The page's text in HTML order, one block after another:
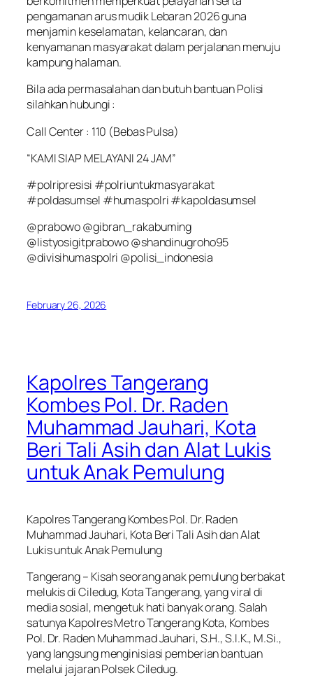
pengamanan arus mudik Lebaran 2026 guna
menjamin keselamatan, kelancaran, dan
kenyamanan masyarakat dalam perjalanan menuju
kampung halaman.
Bila ada permasalahan dan butuh bantuan Polisi
silahkan hubungi :
Call Center : 110 (Bebas Pulsa)
“KAMI SIAP MELAYANI 24 JAM”
#polripresisi #polriuntukmasyarakat
#poldasumsel #humaspolri #kapoldasumsel
@prabowo @gibran_rakabuming
@listyosigitprabowo @shandinugroho95
@divisihumaspolri @polisi_indonesia
February 26, 2026
Kapolres Tangerang
Kombes Pol. Dr. Raden
Muhammad Jauhari, Kota
Beri Tali Asih dan Alat Lukis
untuk Anak Pemulung
Kapolres Tangerang Kombes Pol. Dr. Raden
Muhammad Jauhari, Kota Beri Tali Asih dan Alat
Lukis untuk Anak Pemulung
Tangerang – Kisah seorang anak pemulung berbakat
melukis di Ciledug, Kota Tangerang, yang viral di
media sosial, mengetuk hati banyak orang. Salah
satunya Kapolres Metro Tangerang Kota, Kombes
Pol. Dr. Raden Muhammad Jauhari, S.H., S.I.K., M.Si.,
yang langsung menginisiasi pemberian bantuan
melalui jajaran Polsek Ciledug.